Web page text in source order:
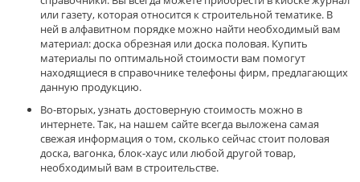
или газету, которая относится к строительной тематике. В
ней в алфавитном порядке можно найти необходимый вам
материал: доска обрезная или доска половая. Купить
материалы по оптимальной стоимости вам помогут
находящиеся в справочнике телефоны фирм, предлагающих
данную продукцию.
Во-вторых, узнать достоверную стоимость можно в
интернете. Так, на нашем сайте всегда выложена самая
свежая информация о том, сколько сейчас стоит половая
доска, вагонка, блок-хаус или любой другой товар,
необходимый вам в строительстве.